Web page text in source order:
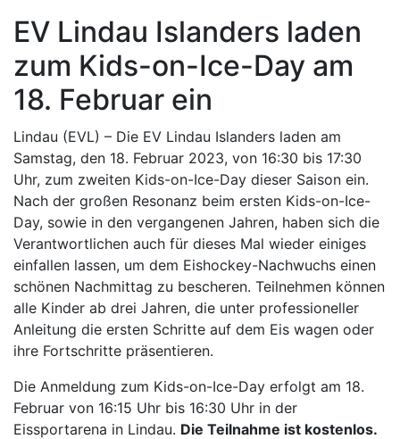
EV Lindau Islanders laden
zum Kids-on-Ice-Day am
18. Februar ein
Lindau (EVL) – Die EV Lindau Islanders laden am
Samstag, den 18. Februar 2023, von 16:30 bis 17:30
Uhr, zum zweiten Kids-on-Ice-Day dieser Saison ein.
Nach der großen Resonanz beim ersten Kids-on-Ice-
Day, sowie in den vergangenen Jahren, haben sich die
Verantwortlichen auch für dieses Mal wieder einiges
einfallen lassen, um dem Eishockey-Nachwuchs einen
schönen Nachmittag zu bescheren. Teilnehmen können
alle Kinder ab drei Jahren, die unter professioneller
Anleitung die ersten Schritte auf dem Eis wagen oder
ihre Fortschritte präsentieren.
Die Anmeldung zum Kids-on-Ice-Day erfolgt am 18.
Februar von 16:15 Uhr bis 16:30 Uhr in der
Eissportarena in Lindau. Die Teilnahme ist kostenlos.